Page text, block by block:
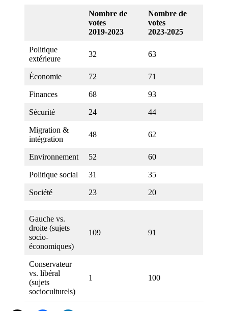
Nombre de
votes
2019-2023
Nombre de
votes
2023-2025
Politique
extérieure
32 63
Économie 72 71
Finances 68 93
Sécurité 24 44
Migration &
intégration
48 62
Environnement 52 60
Politique social 31 35
Société 23 20
Gauche vs.
droite (sujets
socio-
économiques)
109 91
Conservateur
vs. libéral
(sujets
socioculturels)
1 100